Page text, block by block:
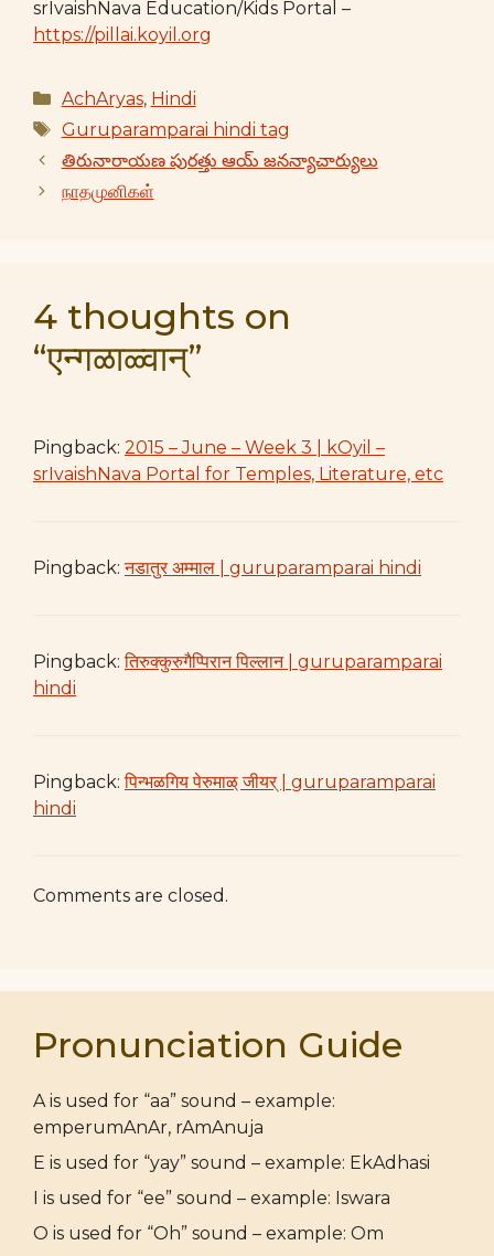
srIvaishNava Education/Kids Portal –
https://pillai.koyil.org
Categories
AchAryas, Hindi
Tags
Guruparamparai hindi tag
తిరునారాయణ పురత్తు ఆయ్ జనన్యాచార్యులు
நாதமுனிகள்
4 thoughts on
“एन्गळाळ्वान्”
Pingback: 2015 – June – Week 3 | kOyil –
srIvaishNava Portal for Temples, Literature, etc
Pingback:नडातुर अम्माल | guruparamparai hindi
Pingback:तिरुक्कुरुगैप्पिरान पिल्लान | guruparamparai
hindi
Pingback:पिन्भळगिय पेरुमाळ् जीयर् | guruparamparai
hindi
Comments are closed.
Pronunciation Guide
A is used for “aa” sound – example:
emperumAnAr, rAmAnuja
E is used for “yay” sound – example: EkAdhasi
I is used for “ee” sound – example: Iswara
O is used for “Oh” sound – example: Om